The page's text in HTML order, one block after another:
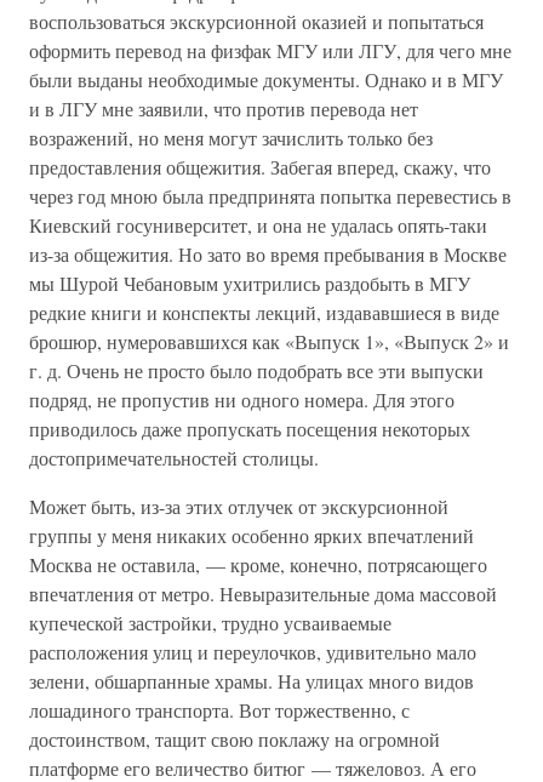
воспользоваться экскурсионной оказией и попытаться
оформить перевод на физфак МГУ или ЛГУ, для чего мне
были выданы необходимые документы. Однако и в МГУ
и в ЛГУ мне заявили, что против перевода нет
возражений, но меня могут зачислить только без
предоставления общежития. Забегая вперед, скажу, что
через год мною была предпринята попытка перевестись в
Киевский госуниверситет, и она не удалась опять-таки
из-за общежития. Но зато во время пребывания в Москве
мы Шурой Чебановым ухитрились раздобыть в МГУ
редкие книги и конспекты лекций, издававшиеся в виде
брошюр, нумеровавшихся как «Выпуск 1», «Выпуск 2» и
г. д. Очень не просто было подобрать все эти выпуски
подряд, не пропустив ни одного номера. Для этого
приводилось даже пропускать посещения некоторых
достопримечательностей столицы.
Может быть, из-за этих отлучек от экскурсионной
группы у меня никаких особенно ярких впечатлений
Москва не оставила, — кроме, конечно, потрясающего
впечатления от метро. Невыразительные дома массовой
купеческой застройки, трудно усваиваемые
расположения улиц и переулочков, удивительно мало
зелени, обшарпанные храмы. На улицах много видов
лошадиного транспорта. Вот торжественно, с
достоинством, тащит свою поклажу на огромной
платформе его величество битюг — тяжеловоз. А его